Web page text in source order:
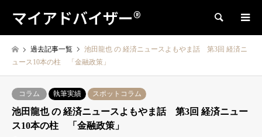
マイアドバイザー® 検索
過去記事一覧
池田龍也 の 経済ニュースよもやま話 第3回 経済ニ
ュース10本の柱 「金融政策」
コラム 執筆実績 スポットコラム
池田龍也 の 経済ニュースよもやま話 第3回 経済ニュー
ス10本の柱 「金融政策」